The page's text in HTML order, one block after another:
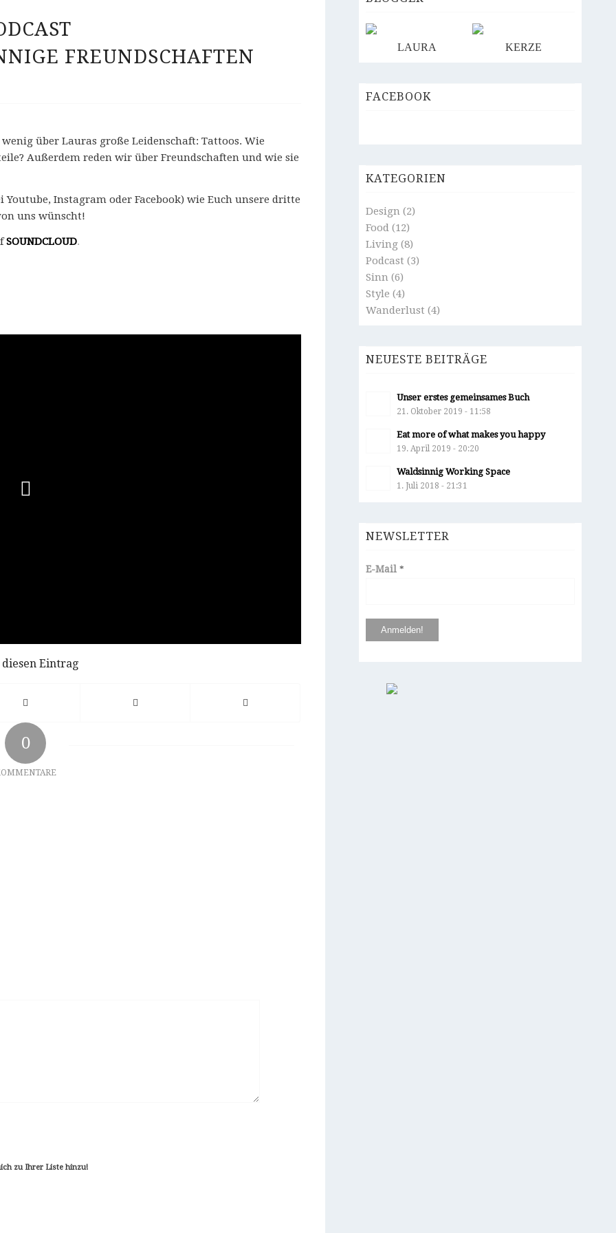
FREUNDSCHAFTEN
über Lauras große Leidenschaft: Tattoos. Wie
Außerdem reden wir über Freundschaften und wie sie
Instagram oder Facebook) wie Euch unsere dritte
uns wünscht!
SOUNDCLOUD.
Eintrag
0
zu Ihrer Liste hinzu!
LAURA KERZE
FACEBOOK
KATEGORIEN
Design(2)
Food(12)
Living(8)
Podcast (3)
Sinn(6)
Style (4)
Wanderlust (4)
NEUESTE BEITRÄGE
Unser erstes gemeinsames Buch
21. Oktober 2019 - 11:58
Eat more of what makes you happy
19. April 2019 - 20:20
Waldsinnig Working Space
1. Juli 2018 - 21:31
NEWSLETTER
E-Mail *